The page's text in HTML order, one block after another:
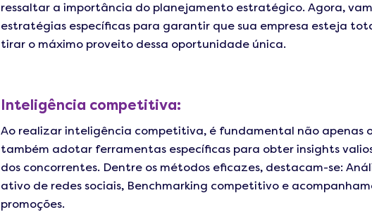
ressaltar a importância do planejamento estratégico. Agora,
estratégias específicas para garantir que sua empresa esteja
tirar o máximo proveito dessa oportunidade única.
Inteligência competitiva:
Ao realizar inteligência competitiva, é fundamental não apenas
também adotar ferramentas específicas para obter insights
dos concorrentes. Dentre os métodos eficazes, destacam-se:
ativo de redes sociais, Benchmarking competitivo e
promoções.